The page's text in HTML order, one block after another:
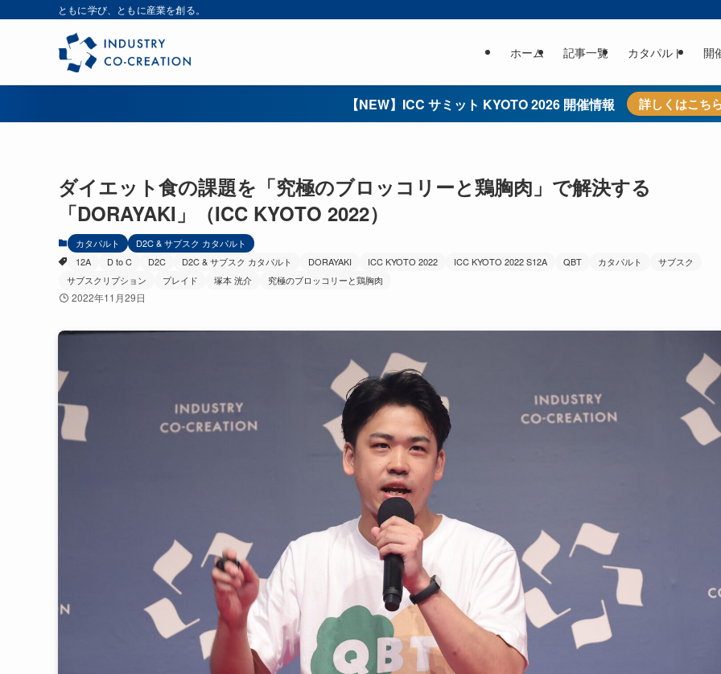
ともに学び、ともに産業を創る。
ホーム 記事一覧 カタパルト 開
【NEW】ICC サミット KYOTO 2026 開催情報 詳しくはこち
ダイエット食の課題を「究極のブロッコリーと鶏胸肉」で解決する
「DORAYAKI」（ICC KYOTO 2022）
カタパルト
D2C & サブスク カタパルト
12A
D to C D2C D2C & サブスク カタパルト DORAYAKI ICC KYOTO 2022 ICC KYOTO 2022 S12A QBT カタパルト
サブスク
サブスクリプション
プレイド 塚本 洸介 究極のブロッコリーと鶏胸肉
2022年11月29日